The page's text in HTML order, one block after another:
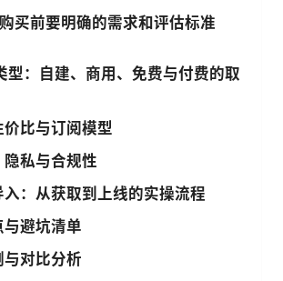
买前要明确的需求和评估标准
型：自建、商用、免费与付费的取
比与订阅模型
隐私与合规性
入：从获取到上线的实操流程
与避坑清单
与对比分析